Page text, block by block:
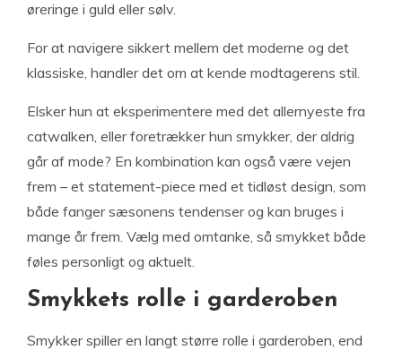
øreringe i guld eller sølv.
For at navigere sikkert mellem det moderne og det
klassiske, handler det om at kende modtagerens stil.
Elsker hun at eksperimentere med det allernyeste fra
catwalken, eller foretrækker hun smykker, der aldrig
går af mode? En kombination kan også være vejen
frem – et statement-piece med et tidløst design, som
både fanger sæsonens tendenser og kan bruges i
mange år frem. Vælg med omtanke, så smykket både
føles personligt og aktuelt.
Smykkets rolle i garderoben
Smykker spiller en langt større rolle i garderoben, end